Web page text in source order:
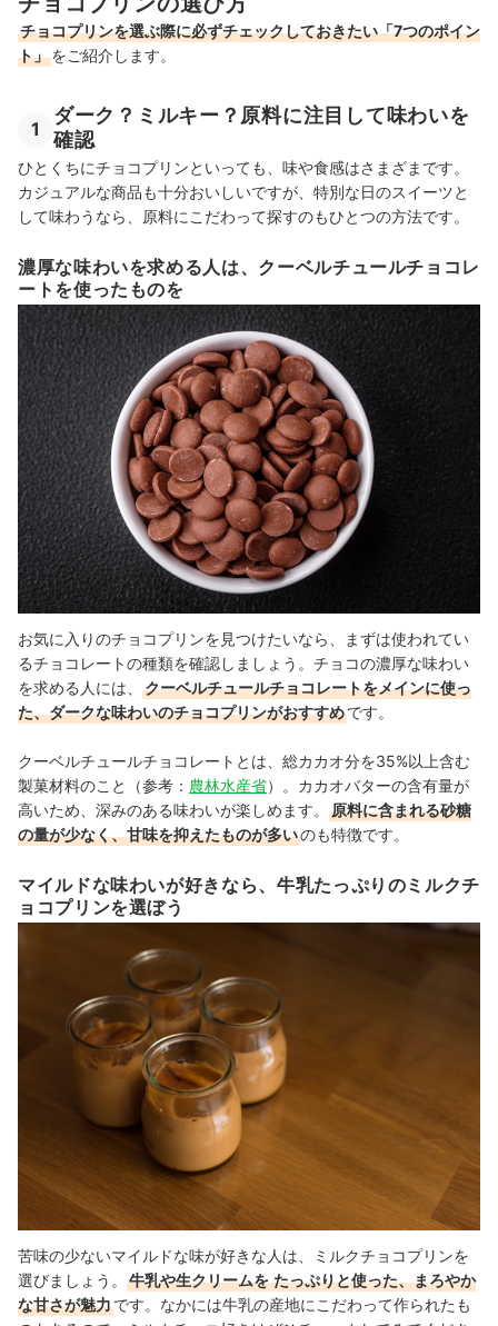
チョコプリンを選ぶ際に必ずチェックしておきたい「7つのポイン
ト」をご紹介します。
1
ダーク？ミルキー？原料に注目して味わいを
確認
ひとくちにチョコプリンといっても、味や食感はさまざまです。
カジュアルな商品も十分おいしいですが、特別な日のスイーツと
して味わうなら、原料にこだわって探すのもひとつの方法です。
濃厚な味わいを求める人は、クーベルチュールチョコレ
ートを使ったものを
お気に入りのチョコプリンを見つけたいなら、まずは使われてい
るチョコレートの種類を確認しましょう。 チョコの濃厚な味わい
を求める人には、
クーベルチュールチョコレートをメインに使っ
た、ダークな味わいのチョコプリンがおすすめです。
クーベルチュールチョコレートとは、総カカオ分を35%以上含む
製菓材料のこと（参考： 農林水産省）。 カカオバターの含有量が
高いため、深みのある味わいが楽しめます。
原料に含まれる砂糖
の量が少なく、甘味を抑えたものが多いのも特徴です。
マイルドな味わいが好きなら、牛乳たっぷりのミルクチ
ョコプリンを選ぼう
苦味の少ないマイルドな味が好きな人は、ミルクチョコプリンを
選びましょう。
牛乳や生クリームを たっぷりと使った、まろやか
な甘さが魅力です。なかには牛乳の産地にこだわって作られたも